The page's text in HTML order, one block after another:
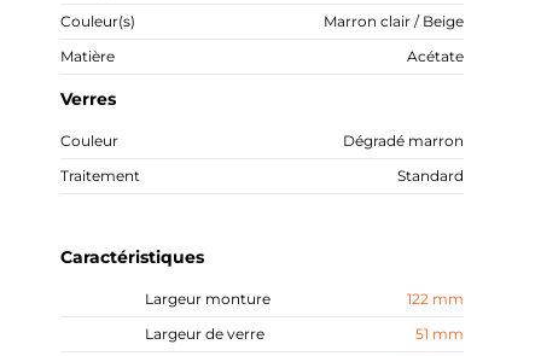
Couleur(s)
Marron clair / Beige
Matière
Acétate
Verres
Couleur
Dégradé marron
Traitement
Standard
Caractéristiques
Largeur monture
122 mm
Largeur de verre
51 mm